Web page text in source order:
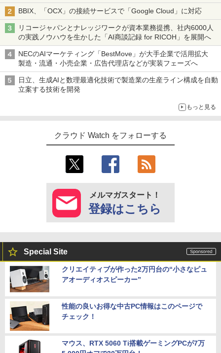
BBIX、「OCX」の接続サービスで「Google Cloud」に対応
リコージャパンとナレッジワークが資本業務提携、社内6000人
の実践ノウハウを生かした「AI商談記録 for RICOH」を展開へ
NECのAIマーケティング「BestMove」が大手企業で活用拡大
製造・流通・小売企業・広告代理店などが実装フェーズへ
日立、生成AIと数理最適化技術で製造業の生産ライン構成を自動
立案する技術を開発
もっと見る
クラウド Watch をフォローする
メルマガスタート！
登録はこちら
Special Site
クリエイティブが作った2万円台の“小さなピュ
アオーディオスピーカー”
性能の良いお得な中古PC情報はこのページで
チェック！
マウス、RTX 5060 Ti搭載ゲーミングPCが7万